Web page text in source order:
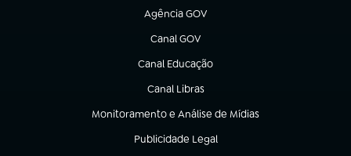
Agência GOV
(abre em nova aba)
Canal GOV
(abre em nova aba)
Canal Educação
(abre em nova aba)
Canal Libras
(abre em nova aba)
Monitoramento e Análise de Mídias
(abre em nova aba)
Publicidade Legal
(abre em nova aba)